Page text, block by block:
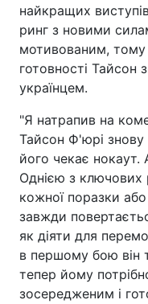
найкращих
ринг з новими
мотивованим, тому
готовності
українцем.
"Я натрапив на
Тайсон Ф'юрі знову
його чекає
Однією з ключових
кожної поразки
завжди
як діяти для
в першому бою він
тепер йому
зосередженим і